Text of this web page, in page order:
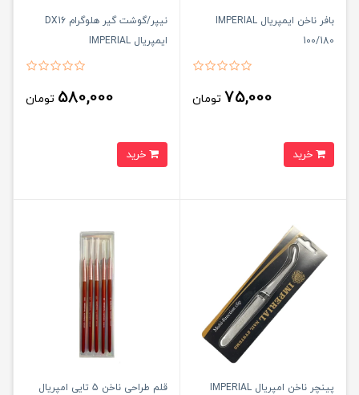
بافر ناخن ایمپریال IMPERIAL
100/180
75,000 تومان
نیپر/گوشت گیر هلوگرام DX16
ایمپریال IMPERIAL
580,000 تومان
پینچر ناخن امپریال IMPERIAL
قلم طراحی ناخن 5 تایی امپریال